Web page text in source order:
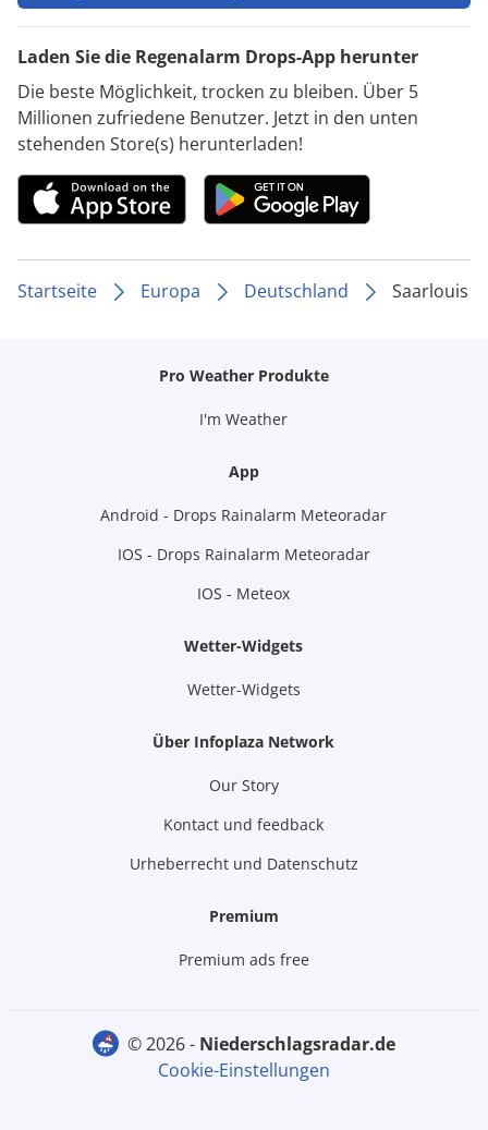
Laden Sie die Regenalarm Drops-App herunter
Die beste Möglichkeit, trocken zu bleiben. Über 5
Millionen zufriedene Benutzer. Jetzt in den unten
stehenden Store(s) herunterladen!
Startseite Europa Deutschland Saarlouis
Pro Weather Produkte
I'm Weather
App
Android - Drops Rainalarm Meteoradar
IOS - Drops Rainalarm Meteoradar
IOS - Meteox
Wetter-Widgets
Wetter-Widgets
Über Infoplaza Network
Our Story
Kontact und feedback
Urheberrecht und Datenschutz
Premium
Premium ads free
© 2026 -
niederschlagsradar.de
Cookie-Einstellungen